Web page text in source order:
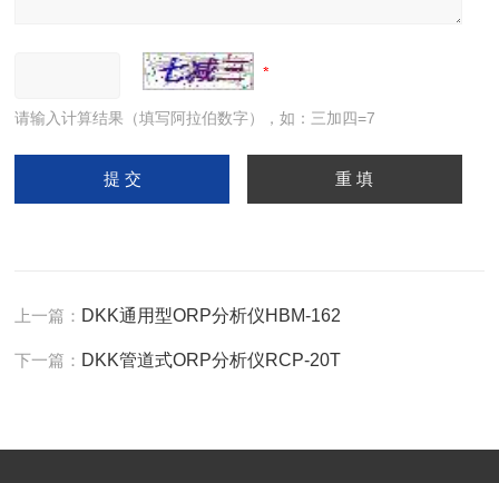
请输入计算结果（填写阿拉伯数字），如：三加四=7
上一篇： DKK通用型ORP分析仪HBM-162
下一篇： DKK管道式ORP分析仪RCP-20T